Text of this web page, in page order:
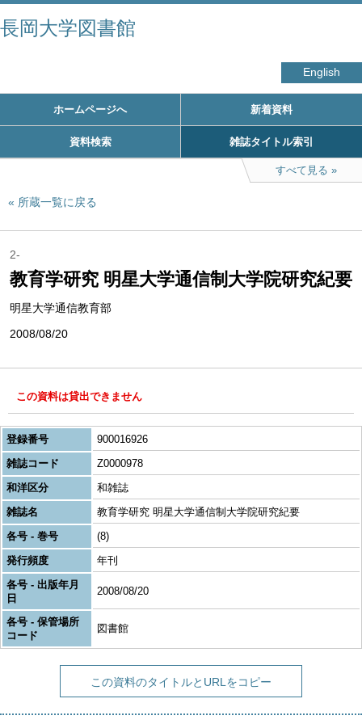
長岡大学図書館
English
ホームページへ 新着資料
資料検索 雑誌タイトル索引
すべて見る
所蔵一覧に戻る
2-
教育学研究 明星大学通信制大学院研究紀要
明星大学通信教育部
2008/08/20
この資料は貸出できません
登録番号
900016926
雑誌コード
Z0000978
和洋区分
和雑誌
雑誌名
教育学研究 明星大学通信制大学院研究紀要
各号 - 巻号
(8)
発行頻度
年刊
各号 - 出版年月
日
2008/08/20
各号 - 保管場所
コード
図書館
この資料のタイトルとURLをコピー